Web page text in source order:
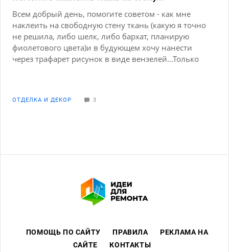
Всем добрый день, помогите советом - как мне
наклеить на свободную стену ткань (какую я точно
не решила, либо шелк, либо бархат, планирую
фиолетового цвета)и в будующем хочу нанести
через трафарет рисунок в виде вензелей...Только
ОТДЕЛКА И ДЕКОР 3
ПОМОЩЬ ПО САЙТУ ПРАВИЛА
РЕКЛАМА НА
САЙТЕ
КОНТАКТЫ